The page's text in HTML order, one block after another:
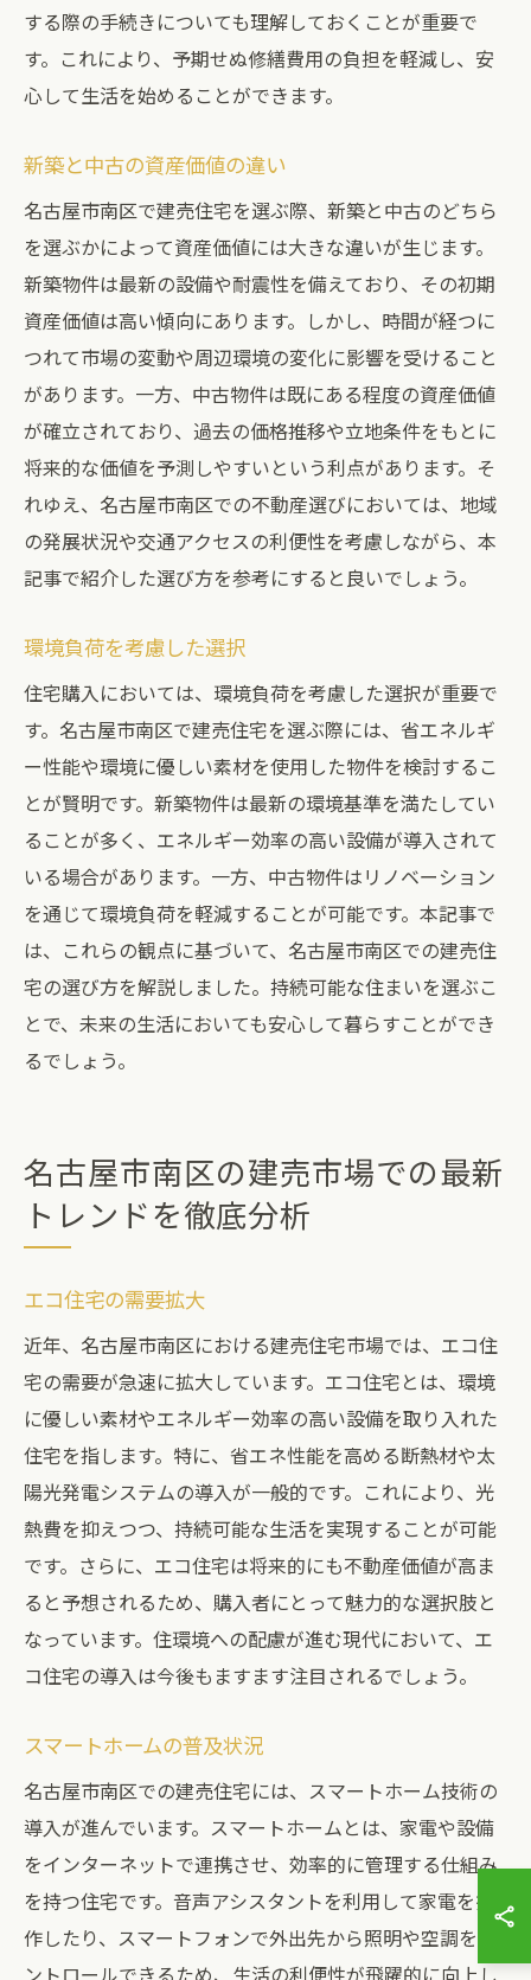
する際の手続きについても理解しておくことが重要で
す。これにより、予期せぬ修繕費用の負担を軽減し、安
心して生活を始めることができます。
新築と中古の資産価値の違い
名古屋市南区で建売住宅を選ぶ際、新築と中古のどちら
を選ぶかによって資産価値には大きな違いが生じます。
新築物件は最新の設備や耐震性を備えており、その初期
資産価値は高い傾向にあります。しかし、時間が経つに
つれて市場の変動や周辺環境の変化に影響を受けること
があります。一方、中古物件は既にある程度の資産価値
が確立されており、過去の価格推移や立地条件をもとに
将来的な価値を予測しやすいという利点があります。そ
れゆえ、名古屋市南区での不動産選びにおいては、地域
の発展状況や交通アクセスの利便性を考慮しながら、本
記事で紹介した選び方を参考にすると良いでしょう。
環境負荷を考慮した選択
住宅購入においては、環境負荷を考慮した選択が重要で
す。名古屋市南区で建売住宅を選ぶ際には、省エネルギ
ー性能や環境に優しい素材を使用した物件を検討するこ
とが賢明です。新築物件は最新の環境基準を満たしてい
ることが多く、エネルギー効率の高い設備が導入されて
いる場合があります。一方、中古物件はリノベーション
を通じて環境負荷を軽減することが可能です。本記事で
は、これらの観点に基づいて、名古屋市南区での建売住
宅の選び方を解説しました。持続可能な住まいを選ぶこ
とで、未来の生活においても安心して暮らすことができ
るでしょう。
名古屋市南区の建売市場での最新
トレンドを徹底分析
エコ住宅の需要拡大
近年、名古屋市南区における建売住宅市場では、エコ住
宅の需要が急速に拡大しています。エコ住宅とは、環境
に優しい素材やエネルギー効率の高い設備を取り入れた
住宅を指します。特に、省エネ性能を高める断熱材や太
陽光発電システムの導入が一般的です。これにより、光
熱費を抑えつつ、持続可能な生活を実現することが可能
です。さらに、エコ住宅は将来的にも不動産価値が高ま
ると予想されるため、購入者にとって魅力的な選択肢と
なっています。住環境への配慮が進む現代において、エ
コ住宅の導入は今後もますます注目されるでしょう。
スマートホームの普及状況
名古屋市南区での建売住宅には、スマートホーム技術の
導入が進んでいます。スマートホームとは、家電や設備
をインターネットで連携させ、効率的に管理する仕組み
を持つ住宅です。音声アシスタントを利用して家電を操
作したり、スマートフォンで外出先から照明や空調をコ
ントロールできるため、生活の利便性が飛躍的に向上し